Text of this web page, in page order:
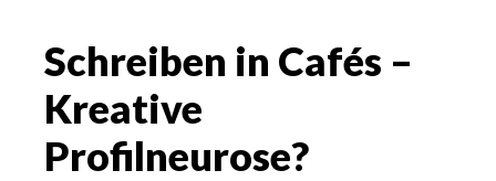
Schreiben in Cafés –
Kreative
Profilneurose?